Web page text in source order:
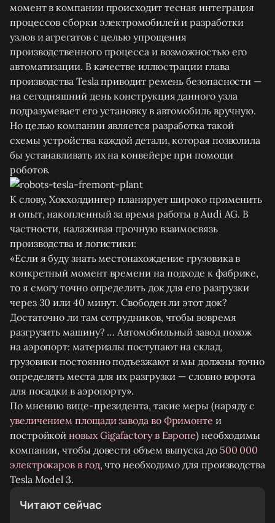
момент в компании происходит тесная интеграция
процессов сборки электромобилей и разработки
узлов и агрегатов с целью упрощения
производственного процесса и возможностью его
автоматизации. В качестве иллюстрации глава
производства Tesla приводит ремень безопасности —
на сегодняшний день конструкция данного узла
подразумевает его установку в автомобиль вручную.
Но целью компании является разработка такой
схемы устройства каждой детали, которая позволила
бы устанавливать их на конвейере при помощи
роботов.
К слову, Хокхолдингер планирует широко применить
и опыт, накопленный за время работы в Audi AG. В
частности, налаживая прочную взаимосвязь
производства и логистики:
«Если я буду знать местонахождение грузовика в
конкретный момент времени на подходе к фабрике,
то я смогу точно определить док для его разгрузки
через 30 или 40 минут. Свободен ли этот док?
Достаточно ли там сотрудников, чтобы вовремя
разгрузить машину? … Автомобильный завод похож
на аэропорт: материалы поступают на склад,
грузовики постоянно подъезжают и мы должны точно
определять места для их разгрузки — словно ворота
для посадки в аэропорту».
По мнению вице-президента, такие меры (наряду с
увеличением площади завода во Фримонте и
постройкойновых Gigafactory в Европе) необходимы
компании, чтобы довести объем выпуска до 500 000
электрокаров в год, что необходимо для производства
Tesla Model 3.
Читают сейчас